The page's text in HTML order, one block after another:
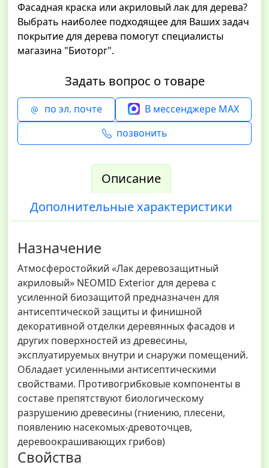
Фасадная краска или акриловый лак для дерева?
Выбрать наиболее подходящее для Ваших задач
покрытие для дерева помогут специалисты
магазина "Биоторг".
Задать вопрос о товаре
по эл. почте
В мессенджере MAX
позвонить
Описание
Дополнительные характеристики
Назначение
Атмосферостойкий «Лак деревозащитный
акриловый» NEOMID Exterior для дерева с
усиленной биозащитой предназначен для
антисептической защиты и финишной
декоративной отделки деревянных фасадов и
других поверхностей из древесины,
эксплуатируемых внутри и снаружи помещений.
Обладает усиленными антисептическими
свойствами. Противогрибковые компоненты в
составе препятствуют биологическому
разрушению древесины (гниению, плесени,
появлению насекомых-древоточцев,
деревоокрашивающих грибов)
Свойства